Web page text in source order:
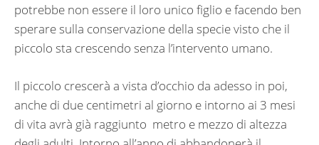
potrebbe non essere il loro unico figlio e facendo ben
sperare sulla conservazione della specie visto che il
piccolo sta crescendo senza l’intervento umano.
Il piccolo crescerà a vista d’occhio da adesso in poi,
anche di due centimetri al giorno e intorno ai 3 mesi
di vita avrà già raggiunto metro e mezzo di altezza